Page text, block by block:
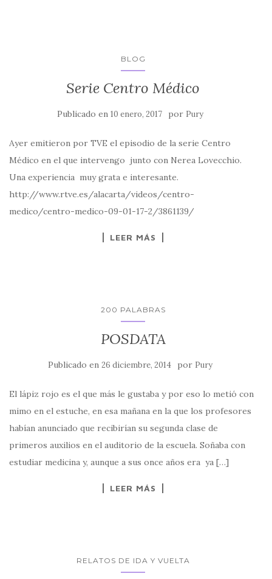
BLOG
Serie Centro Médico
Publicado en 10 enero, 2017 por Pury
Ayer emitieron por TVE el episodio de la serie Centro
Médico en el que intervengo junto con Nerea Lovecchio.
Una experiencia muy grata e interesante.
http://www.rtve.es/alacarta/videos/centro-
medico/centro-medico-09-01-17-2/3861139/
LEER MÁS
200 PALABRAS
POSDATA
Publicado en 26 diciembre, 2014 por Pury
El lápiz rojo es el que más le gustaba y por eso lo metió con
mimo en el estuche, en esa mañana en la que los profesores
habían anunciado que recibirían su segunda clase de
primeros auxilios en el auditorio de la escuela. Soñaba con
estudiar medicina y, aunque a sus once años era ya […]
LEER MÁS
RELATOS DE IDA Y VUELTA